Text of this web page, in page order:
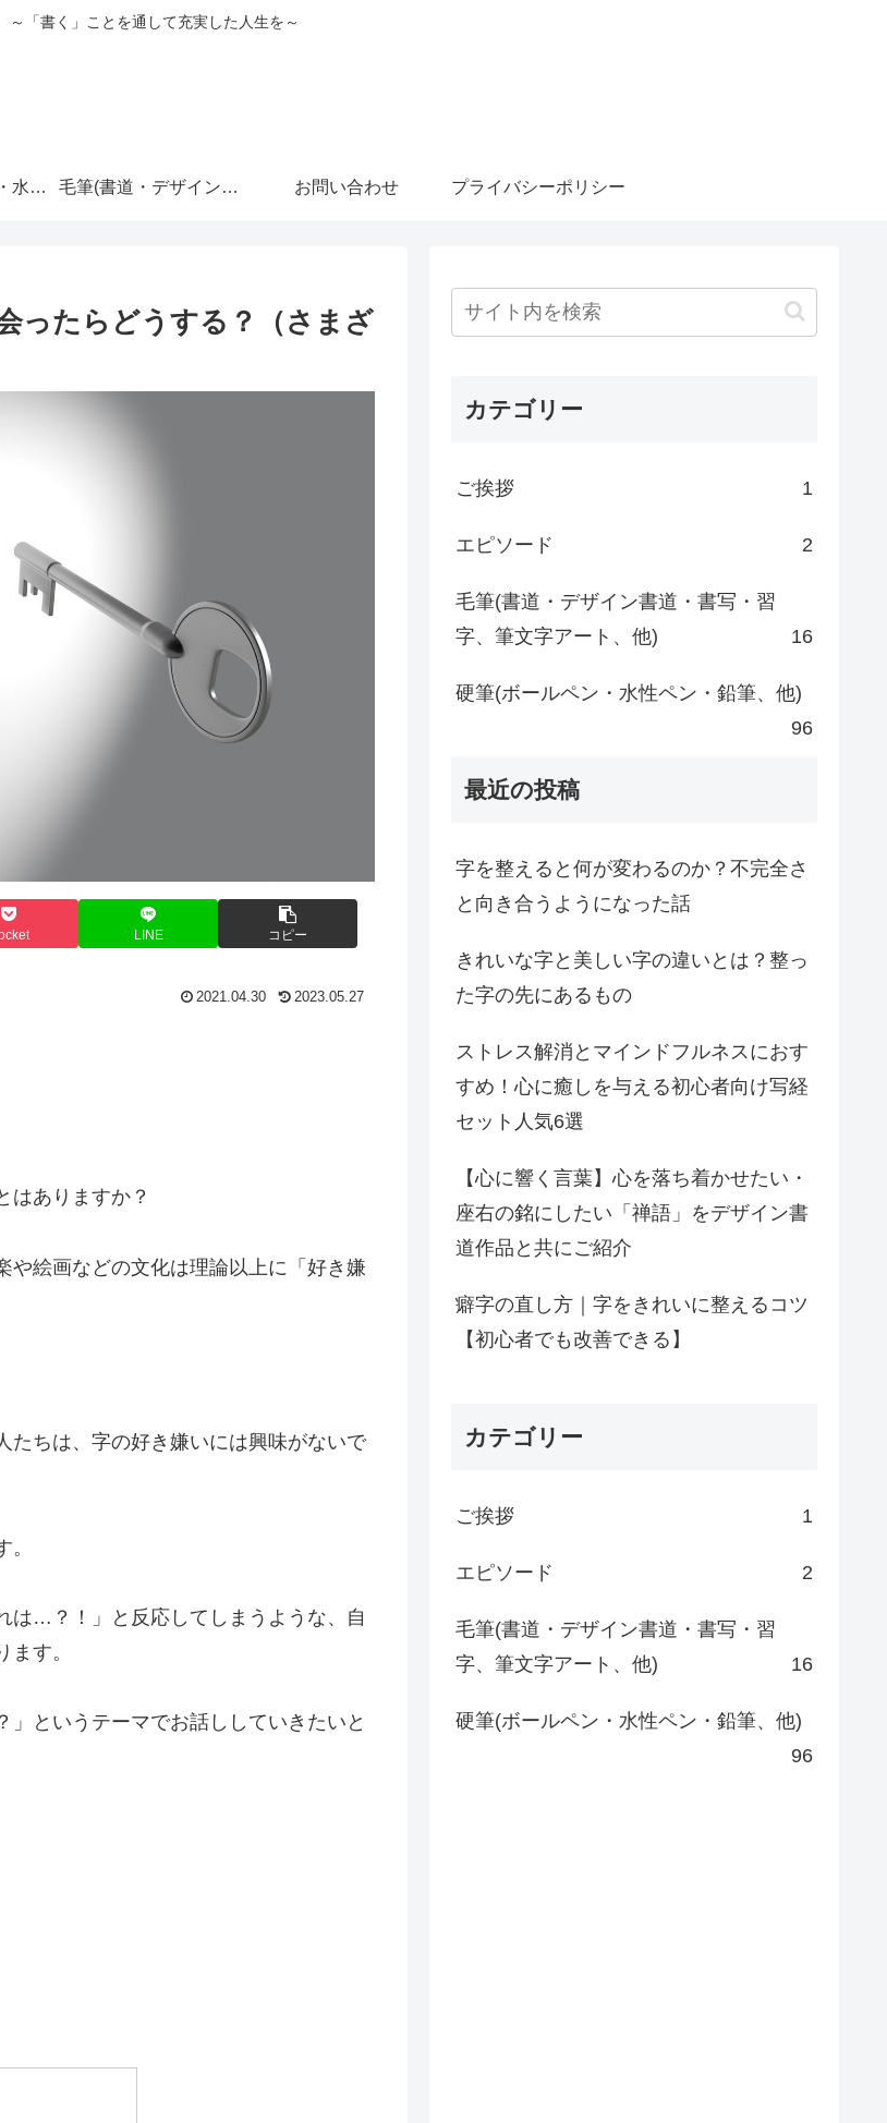
～「書く」ことを通して充実した人生を～
硬筆(ボールペン・水性ペン・鉛筆、他) 毛筆(書道・デザイン書道・書写・習字、筆文字アート、他) お問い合わせ プライバシーポリシー
ったらどうする？（さまざ
LINE コピー
2021.04.30 2023.05.27
はありますか？
や絵画などの文化は理論以上に「好き嫌
たちは、字の好き嫌いには興味がないで
は…？！」と反応してしまうような、自
す。
というテーマでお話ししていきたいと
カテゴリー
ご挨拶 1
エピソード 2
毛筆(書道・デザイン書道・書写・習
字、筆文字アート、他)
16
硬筆(ボールペン・水性ペン・鉛筆、他)
96
最近の投稿
字を整えると何が変わるのか？不完全さ
と向き合うようになった話
きれいな字と美しい字の違いとは？整っ
た字の先にあるもの
ストレス解消とマインドフルネスにおす
すめ！心に癒しを与える初心者向け写経
セット人気6選
【心に響く言葉】心を落ち着かせたい・
座右の銘にしたい「禅語」をデザイン書
道作品と共にご紹介
癖字の直し方｜字をきれいに整えるコツ
【初心者でも改善できる】
カテゴリー
ご挨拶 1
エピソード 2
毛筆(書道・デザイン書道・書写・習
字、筆文字アート、他)
16
硬筆(ボールペン・水性ペン・鉛筆、他)
96